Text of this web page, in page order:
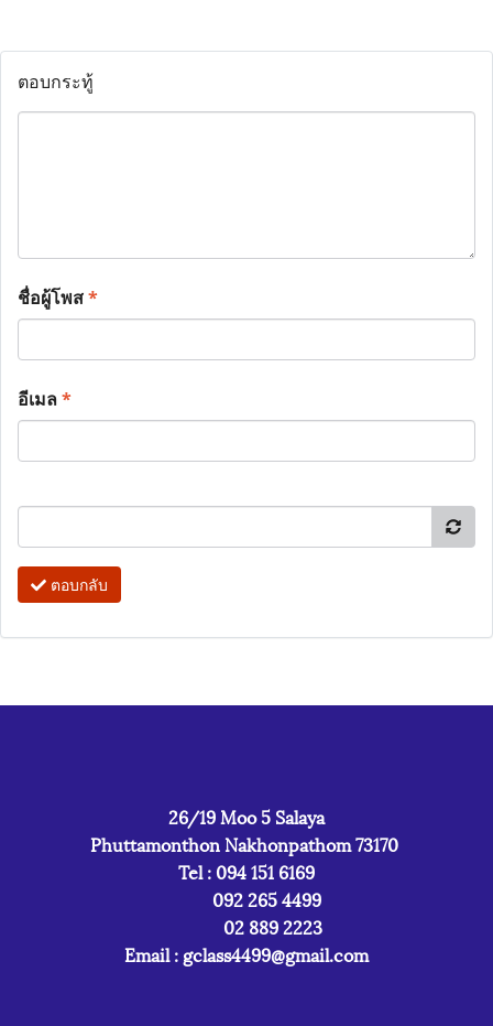
ตอบกระทู้
ชื่อผู้โพส*
อีเมล*
ตอบกลับ
26/19 Moo 5 Salaya
Phuttamonthon Nakhonpathom 73170
Tel : 094 151 6169
092 265 4499
02 889 2223
Email : gclass4499@gmail.com